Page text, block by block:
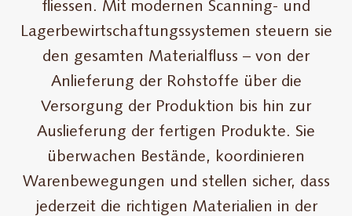
fliessen. Mit modernen Scanning- und
Lagerbewirtschaftungssystemen steuern sie
den gesamten Materialfluss – von der
Anlieferung der Rohstoffe über die
Versorgung der Produktion bis hin zur
Auslieferung der fertigen Produkte. Sie
überwachen Bestände, koordinieren
Warenbewegungen und stellen sicher, dass
jederzeit die richtigen Materialien in der